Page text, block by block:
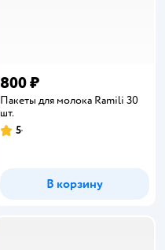
800 ₽
Пакеты для молока Ramili 30
шт.
Рейтинг:
5
В корзину